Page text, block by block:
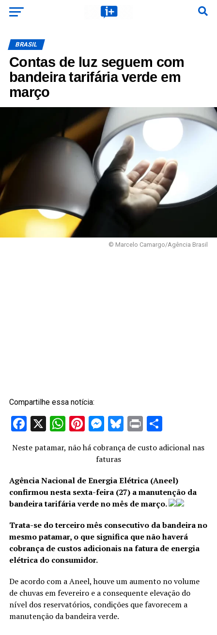
BRASIL
Contas de luz seguem com
bandeira tarifária verde em
março
© Marcelo Camargo/Agência Brasil
Compartilhe essa notícia:
Facebook
X WhatsApp
Pinterest
Messenger
Bluesky
PrintShare
Neste patamar, não há cobrança de custo adicional nas
faturas
Agência Nacional de Energia Elétrica (Aneel)
confirmou nesta sexta-feira (27) a manutenção da
bandeira tarifária verde no mês de março.
Trata-se do terceiro mês consecutivo da bandeira no
mesmo patamar, o que significa que não haverá
cobrança de custos adicionais na fatura de energia
elétrica do consumidor.
De acordo com a Aneel, houve um aumento no volume
de chuvas em fevereiro e a consequente elevação do
nível dos reservatórios, condições que favorecem a
manutenção da bandeira verde.